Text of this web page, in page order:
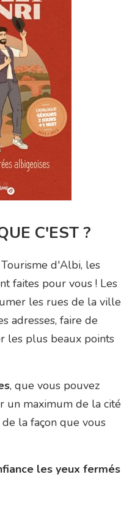
C'EST ?
d'Albi, les
faites pour vous ! Les
les rues de la ville
adresses, faire de
les plus beaux points
, que vous pouvez
un maximum de la cité
la façon que vous
les yeux fermés